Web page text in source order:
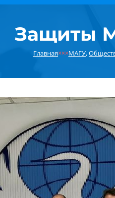
Защиты
Главная×××МАГУ,